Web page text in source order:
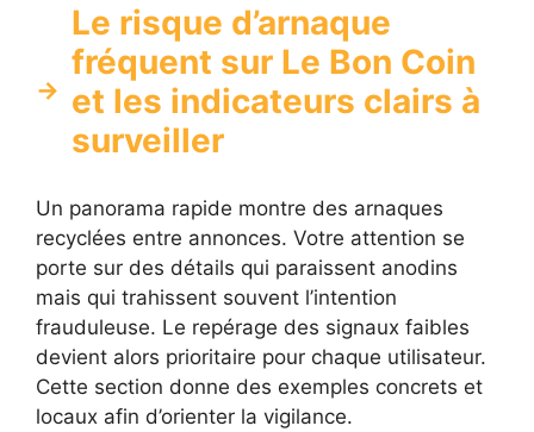
Le risque d’arnaque
fréquent sur Le Bon Coin
et les indicateurs clairs à
surveiller
Un panorama rapide montre des arnaques
recyclées entre annonces. Votre attention se
porte sur des détails qui paraissent anodins
mais qui trahissent souvent l’intention
frauduleuse. Le repérage des signaux faibles
devient alors prioritaire pour chaque utilisateur.
Cette section donne des exemples concrets et
locaux afin d’orienter la vigilance.